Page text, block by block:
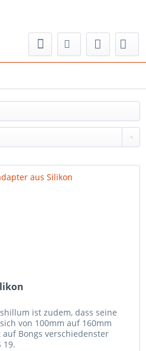
ist zudem, dass seine
von 100mm auf 160mm
Bongs verschiedenster
19.